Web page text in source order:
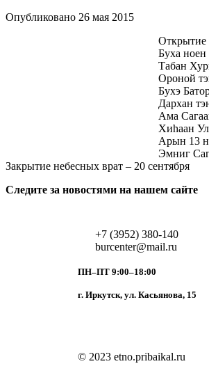
Опубликовано 26 мая 2015
Открытие
Буха ноен
Табан
Ороной
Бухэ
Дархан
Ама
Хиhаан
Арын 13
Эмниг
Закрытие небесных врат – 20 сентября
Следите за новостями на нашем сайте
+7 (3952) 380-140
burcenter@mail.ru
ПН–ПТ 9:00–18:00
г. Иркутск, ул. Касьянова, 15
© 2023 etno.pribaikal.ru